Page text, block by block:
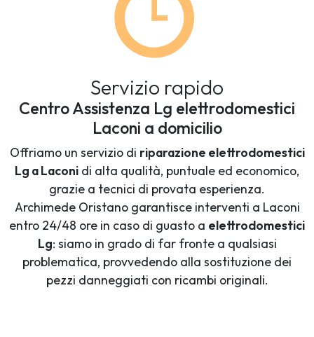
Servizio rapido
Centro Assistenza Lg elettrodomestici
Laconi a domicilio
Offriamo un servizio di riparazione elettrodomestici
Lg a Laconi di alta qualità, puntuale ed economico,
grazie a tecnici di provata esperienza.
Archimede Oristano garantisce interventi a Laconi
entro 24/48 ore in caso di guasto a elettrodomestici
Lg: siamo in grado di far fronte a qualsiasi
problematica, provvedendo alla sostituzione dei
pezzi danneggiati con ricambi originali.